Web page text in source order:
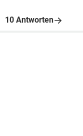
10 Antworten